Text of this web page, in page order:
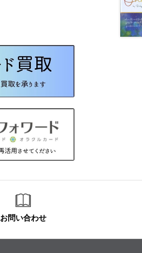
お問い合わせ